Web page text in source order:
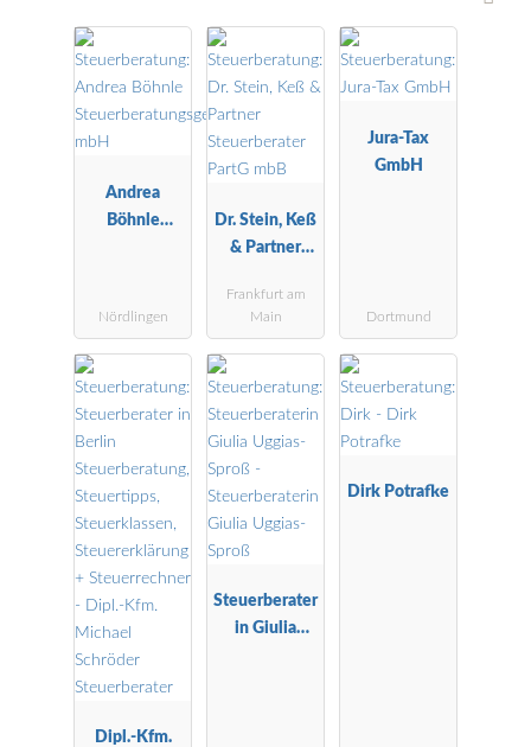
Andrea
Böhnle
Nördlingen
Dr. Stein, Keß
& Partner
PartG mbB
Frankfurt am
Main
Jura-Tax
GmbH
Dortmund
Dipl.-Kfm.
Steuerberater
in Giulia
Dirk Potrafke